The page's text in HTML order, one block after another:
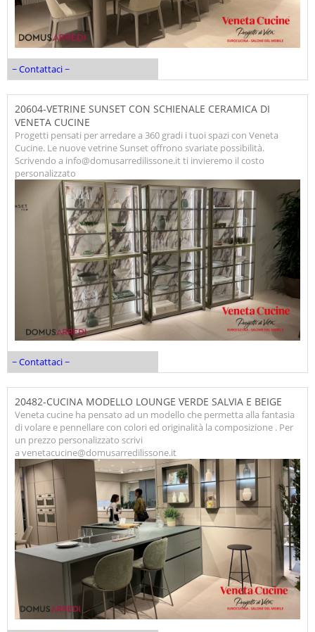
~ Contattaci ~
20604-VETRINE SUNSET CON SCHIENALE CERAMICA DI
VENETA CUCINE
Progetti pensati per arredare a 360 gradi i tuoi spazi con Veneta
Cucine. Le nuove vetrine Sunset offrono svariate possibilità.
Scrivendo a info@domusarredilissone.it ti invieremo il costo
personalizzato
~ Contattaci ~
20482-CUCINA MODELLO LOUNGE VERDE SALVIA E BEIGE
Veneta cucine ha pensato ad un modello che permetta alla fantasia
di volare e pennellare con colori ed originalità la composizione . Per
un prezzo personalizzato scrivi
a venetacucine@domusarredilissone.it